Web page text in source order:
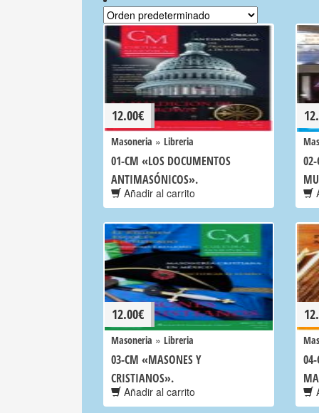
12.00€
Masoneria » Libreria
01-CM «LOS DOCUMENTOS
ANTIMASÓNICOS».
Añadir al carrito
02-
12.00€
Masoneria » Libreria
03-CM «MASONES Y
CRISTIANOS».
Añadir al carrito
04-